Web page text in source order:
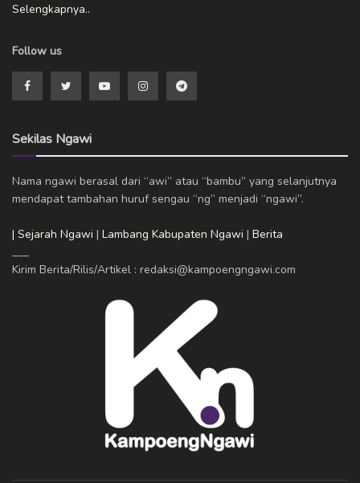
Selengkapnya..
Follow us
Sekilas Ngawi
Nama ngawi berasal dari “awi” atau “bambu” yang selanjutnya
mendapat tambahan huruf sengau “ng” menjadi “ngawi”.
| Sejarah Ngawi | Lambang Kabupaten Ngawi | Berita
___
Kirim Berita/Rilis/Artikel : redaksi@kampoengngawi.com